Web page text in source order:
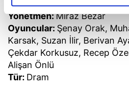
elimizden gelen çabayı
reklamların maliyetlerimizi
kalemimiz olduğunu sizlere
Her halükârda, kullanıcılar, bu
takdirde, kullanıcılara hedefli
gösterilmeyecektir."
Yönetmen:Miraz Bezar
Oyuncular: Şenay Orak,
Karsak, Suzan İlir, Berivan
Çekdar Korkusuz, Recep
Alişan Önlü
Tür: Dram